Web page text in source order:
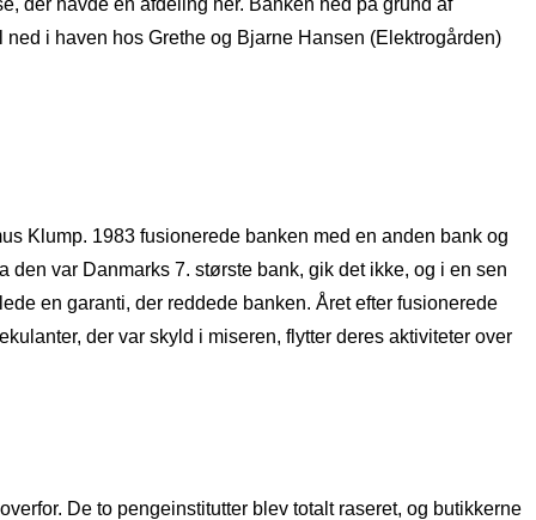
i haven hos Grethe og Bjarne Hansen (Elektrogården)
Klump. 1983 fusionerede banken med en anden bank og
var Danmarks 7. største bank, gik det ikke, og i en sen
en garanti, der reddede banken. Året efter fusionerede
der var skyld i miseren, flytter deres aktiviteter over
De to pengeinstitutter blev totalt raseret, og butikkerne